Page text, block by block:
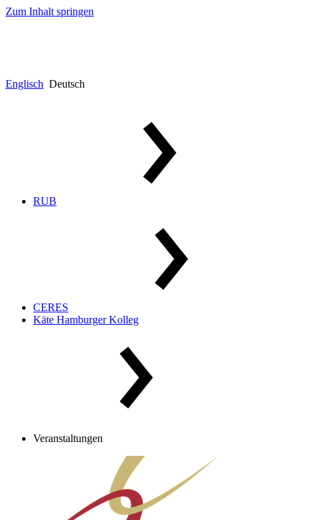
Zum Inhalt springen
Englisch Deutsch
RUB
CERES
Käte Hamburger Kolleg
Veranstaltungen